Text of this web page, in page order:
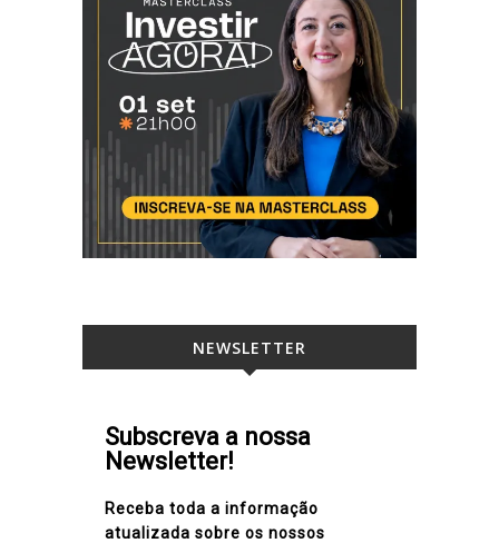
NEWSLETTER
Subscreva a nossa
Newsletter!
Receba toda a informação
atualizada sobre os nossos